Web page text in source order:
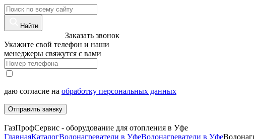
Найти
Заказать звонок
Укажите свой телефон и наши
менеджеры свяжутся с вами
даю согласие на обработку персональных данных
Отправить заявку
ГазПрофСервис - оборудование для отопления в Уфе
ГлавнаяКаталогВодонагреватели в УфеВодонагреватели в Уфе